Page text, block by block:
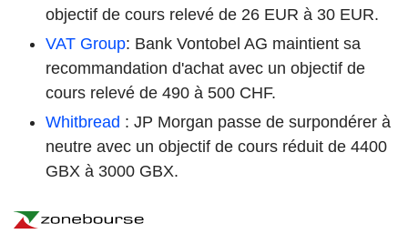
objectif de cours relevé de 26 EUR à 30 EUR.
VAT Group: Bank Vontobel AG maintient sa
recommandation d'achat avec un objectif de
cours relevé de 490 à 500 CHF.
Whitbread : JP Morgan passe de surpondérer à
neutre avec un objectif de cours réduit de 4400
GBX à 3000 GBX.